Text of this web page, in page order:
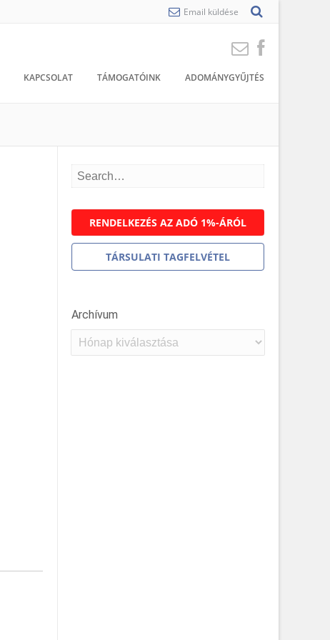
Email küldése
KAPCSOLAT TÁMOGATÓINK ADOMÁNYGYŰJTÉS
RENDELKEZÉS AZ ADÓ 1%-ÁRÓL
TÁRSULATI TAGFELVÉTEL
Archívum
Archívum